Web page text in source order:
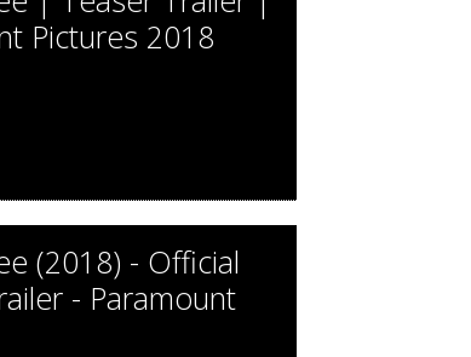
Pictures 2018
(2018) - Official
- Paramount